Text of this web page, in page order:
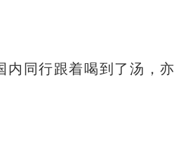
内同行跟着喝到了汤，亦